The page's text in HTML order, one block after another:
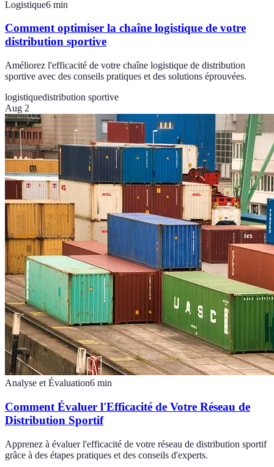
Logistique6 min
Comment optimiser la chaîne logistique de votre
distribution sportive
Améliorez l'efficacité de votre chaîne logistique de distribution
sportive avec des conseils pratiques et des solutions éprouvées.
logistiquedistribution sportive
Aug 2
Analyse et Évaluation6 min
Comment Évaluer l'Efficacité de Votre Réseau de
Distribution Sportif
Apprenez à évaluer l'efficacité de votre réseau de distribution sportif
grâce à des étapes pratiques et des conseils d'experts.